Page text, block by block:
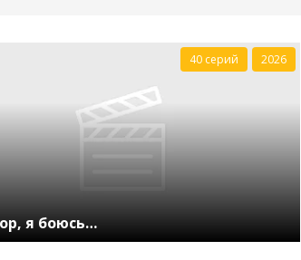
я боюсь…
40 серий 2026